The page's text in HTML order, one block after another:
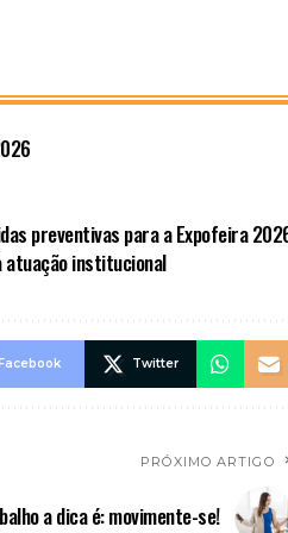
preventivas para a Expofeira
atuação institucional
Facebook Twitter
PRÓXIMO ARTIGO
a dica é: movimente-se!